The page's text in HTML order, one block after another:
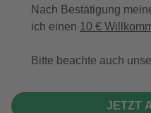
Nach Bestätigung
ich einen 10 €
Bitte beachte auch
JETZT